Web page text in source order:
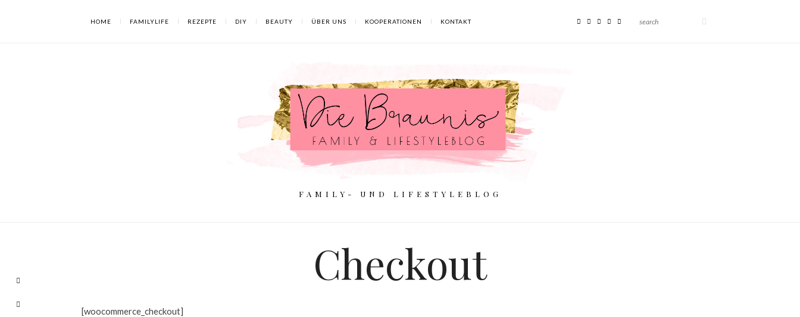
HOME FAMILYLIFE REZEPTE DIY BEAUTY ÜBER UNS KOOPERATIONEN KONTAKT
FAMILY- UND LIFESTYLEBLOG
Checkout
[woocommerce_checkout]